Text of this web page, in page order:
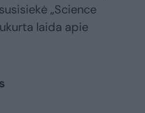
„Science
laida apie